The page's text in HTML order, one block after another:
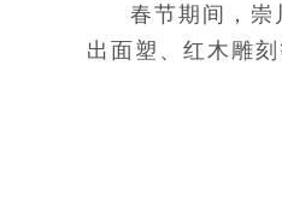
春节期间，崇
出面塑、红木雕